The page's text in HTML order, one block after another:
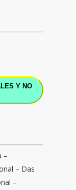
Y NO
–
– Das
–